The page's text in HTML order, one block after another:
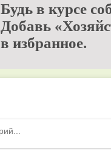
Будь в курсе
Добавь
в избранное.